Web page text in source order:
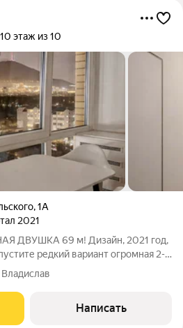
10 этаж из 10
,1А
2021
ДВУШКА 69 м! Дизайн, 2021 год,
редкий вариант огромная 2-
кирпичном доме! Что получаете:
12 м (огромная гостиная-
Написать